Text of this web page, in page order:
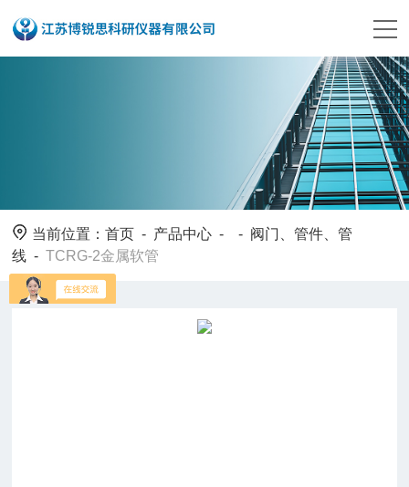
当前位置：首页 - 产品中心 - - 阀门、管件、管
线 -TCRG-2金属软管